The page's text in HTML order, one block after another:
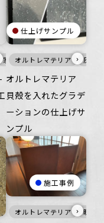
具・什器
家具・什器 インテリア
仕上げサンプル
オルトレマテリア 灰
›
オルトレマテリア
貝殻を入れたグラデ
ーションの仕上げサ
ンプル
施工事例
オルトレマテリア 暖色
›